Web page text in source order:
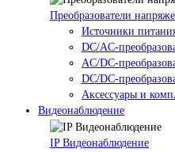
Преобразователи
Источники
DC/AC-
AC/DC-
DC/DC-
Аксессуары и
Видеонаблюдение
IP Видеонаблюдение